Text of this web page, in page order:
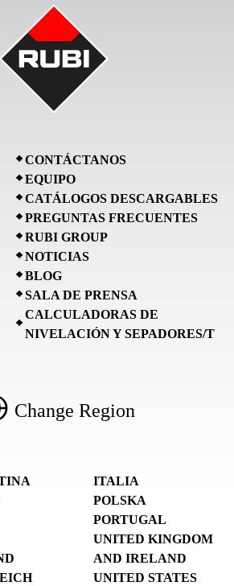
CONTÁCTANOS
EQUIPO
CATÁLOGOS DESCARGABLES
PREGUNTAS FRECUENTES
RUBI GROUP
NOTICIAS
BLOG
SALA DE PRENSA
CALCULADORAS DE
NIVELACIÓN Y SEPADORES/T
Change Region
ITALIA
POLSKA
PORTUGAL
UNITED KINGDOM
AND IRELAND
UNITED STATES